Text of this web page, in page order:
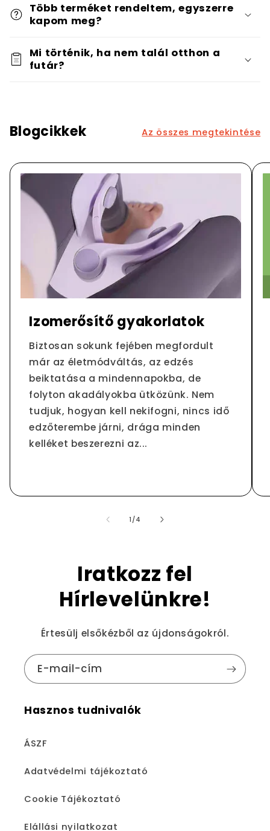
Több terméket rendeltem, egyszerre
kapom meg?
Mi történik, ha nem talál otthon a
futár?
Blogcikkek Az összes megtekintése
Izomerősítő gyakorlatok
Biztosan sokunk fejében megfordult
már az életmódváltás, az edzés
beiktatása a mindennapokba, de
folyton akadályokba ütközünk. Nem
tudjuk, hogyan kell nekifogni, nincs idő
edzőterembe járni, drága minden
kelléket beszerezni az...
1 //4
Iratkozz fel
Hírlevelünkre!
Értesülj elsőkézből az újdonságokról.
E-mail-cím
Hasznos tudnivalók
ÁSZF
Adatvédelmi tájékoztató
Cookie Tájékoztató
Elállási nyilatkozat